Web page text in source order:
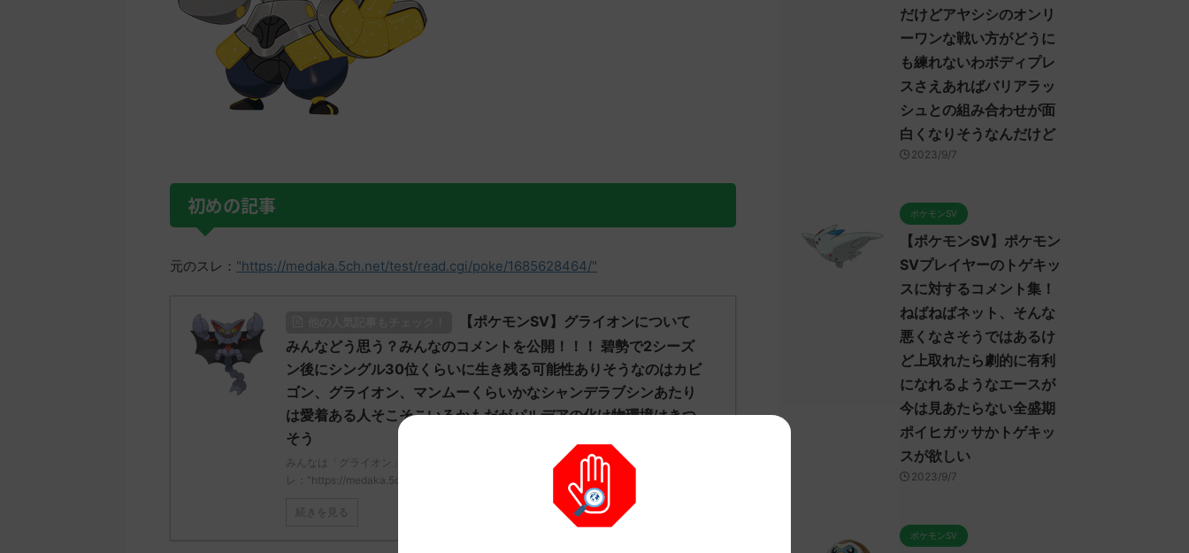
初めの記事
元のスレ： "https://medaka.5ch.net/test/read.cgi/poke/1685628464/"
【ポケモンSV】グライオンについて
みんなどう思う？みんなのコメントを公開！！！ 碧勢で2シーズ
ン後にシングル30位くらいに生き残る可能性ありそうなのはカビ
ゴン、グライオン、マンムーくらいかなシャンデラブシンあたり
は愛着ある人そこそこいるかもだがパルデアの化け物環境はきつ
そう
みんなは「グライオン」についてどう思ってる？ 初めの記事 元のス
レ："https://medaka.5ch.net/test/read.cgi/poke/1687361463/" 反応される人さん01 ...
続きを見る
だけどアヤシシのオンリ
ーワンな戦い方がどうに
も練れないわボディプレ
スさえあればバリアラッ
シュとの組み合わせが面
白くなりそうなんだけど
2023/9/7
ポケモンSV
【ポケモンSV】ポケモン
SVプレイヤーのトゲキッ
スに対するコメント集！
ねばねばネット、そんな
悪くなさそうではあるけ
ど上取れたら劇的に有利
になれるようなエースが
今は見あたらない全盛期
ポイヒガッサかトゲキッ
スが欲しい
2023/9/7
ポケモンSV